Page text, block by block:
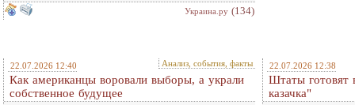
Украина.ру (134)
22.07.2026 12:40 Анализ, события, факты
Как американцы воровали выборы, а украли
собственное будущее
22.07.2026 12:38
Штаты готовят
казачка"